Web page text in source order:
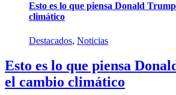
Esto es lo que piensa Donald
climático
Destacados, Noticias
Esto es lo que piensa
el cambio climático